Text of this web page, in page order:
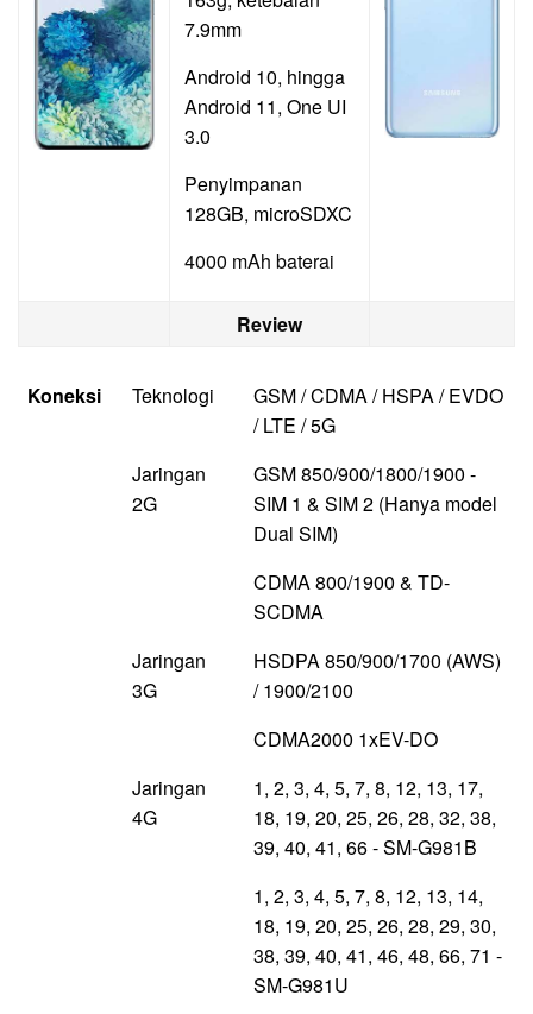
7.9mm
Android 10, hingga
Android 11, One UI
3.0
Penyimpanan
128GB, microSDXC
4000 mAh baterai
Review
Koneksi Teknologi
GSM / CDMA / HSPA / EVDO
/ LTE / 5G
Jaringan
2G
GSM 850/900/1800/1900 -
SIM 1 & SIM 2 (Hanya model
Dual SIM)
CDMA 800/1900 & TD-
SCDMA
Jaringan
3G
HSDPA 850/900/1700 (AWS)
/ 1900/2100
CDMA2000 1xEV-DO
Jaringan
4G
1, 2, 3, 4, 5, 7, 8, 12, 13, 17,
18, 19, 20, 25, 26, 28, 32, 38,
39, 40, 41, 66 - SM-G981B
1, 2, 3, 4, 5, 7, 8, 12, 13, 14,
18, 19, 20, 25, 26, 28, 29, 30,
38, 39, 40, 41, 46, 48, 66, 71 -
SM-G981U